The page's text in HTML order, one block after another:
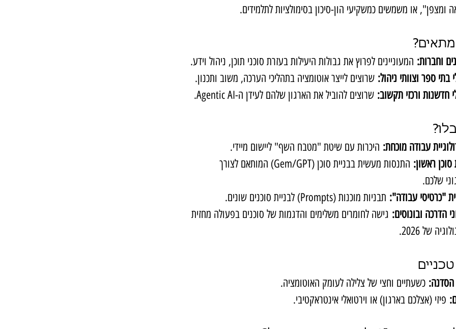
ומצפן", או משמשים כמשקיעי הון-סיכון בסימולציות לתלמידים.
וחברות: המעוניינים לפרוץ את גבולות היעילות בעזרת סוכני תוכן, ניהול וידע.
בתי ספר וצוותי ניהול: שרוצים לייצר אוטומציה בתהליכי הערכה, משוב ותכנון.
חדשנות ורכזי תקשוב: שרוצים להוביל את הארגון שלהם לעידן ה-Agentic AI.
עבודה מוכחת: היכרות עם שיטת "מטבח השף" ליישום מיידי.
סוכן ראשון:
התנסות מעשית בבניית סוכן (Gem/GPT) המותאם לצורך
שלכם.
"כרטיסי עבודה": תבניות מוכנות (Prompts) לבניית סוכנים שונים.
הדרכה ובונוסים: גישה לחומרים משלימים והדגמות של סוכנים בפעולה מחזית
של 2026.
כשעתיים וחצי של צלילה לעומק האוטומציה.
פיזי (אצלכם בארגון) או וירטואלי אינטראקטיבי.